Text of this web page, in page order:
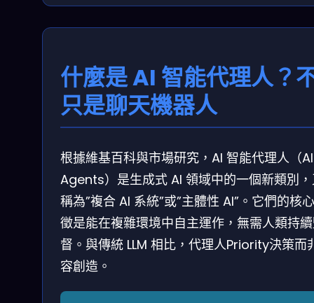
什麼是 AI 智能代理人？
只是聊天機器人
根據維基百科與市場研究，AI 智能代理人（AI
Agents）是生成式 AI 領域中的一個新類別
稱為”複合 AI 系統”或”主體性 AI”。它們的核
徵是能在複雜環境中自主運作，無需人類持
督。與傳統 LLM 相比，代理人Priority決策而
容創造。